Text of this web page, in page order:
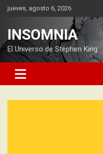
Saltarjueves, agosto 6, 2026
INSOMNIA
El Universo de Stephen King